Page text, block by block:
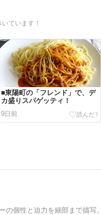
ています！
■東陽町の「フレンド」で、デ
カ盛りスパゲッティ！
9日前
の個性と迫力を細部まで描写